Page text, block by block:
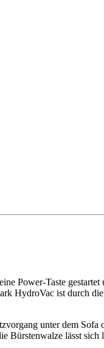
Power-Taste
HydroVac ist durch
unter dem
Bürstenwalze lässt sich